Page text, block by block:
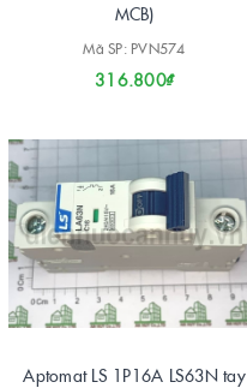
MCB)
Mã SP: PVN574
316.800₫
Aptomat LS 1P16A LS63N tay